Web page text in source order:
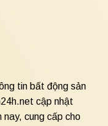
tin bất động sản
cập nhật
cung cấp cho